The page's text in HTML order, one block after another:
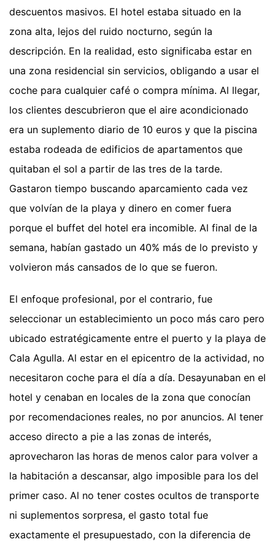
descuentos masivos. El hotel estaba situado en la
zona alta, lejos del ruido nocturno, según la
descripción. En la realidad, esto significaba estar en
una zona residencial sin servicios, obligando a usar el
coche para cualquier café o compra mínima. Al llegar,
los clientes descubrieron que el aire acondicionado
era un suplemento diario de 10 euros y que la piscina
estaba rodeada de edificios de apartamentos que
quitaban el sol a partir de las tres de la tarde.
Gastaron tiempo buscando aparcamiento cada vez
que volvían de la playa y dinero en comer fuera
porque el buffet del hotel era incomible. Al final de la
semana, habían gastado un 40% más de lo previsto y
volvieron más cansados de lo que se fueron.
El enfoque profesional, por el contrario, fue
seleccionar un establecimiento un poco más caro pero
ubicado estratégicamente entre el puerto y la playa de
Cala Agulla. Al estar en el epicentro de la actividad, no
necesitaron coche para el día a día. Desayunaban en el
hotel y cenaban en locales de la zona que conocían
por recomendaciones reales, no por anuncios. Al tener
acceso directo a pie a las zonas de interés,
aprovecharon las horas de menos calor para volver a
la habitación a descansar, algo imposible para los del
primer caso. Al no tener costes ocultos de transporte
ni suplementos sorpresa, el gasto total fue
exactamente el presupuestado, con la diferencia de